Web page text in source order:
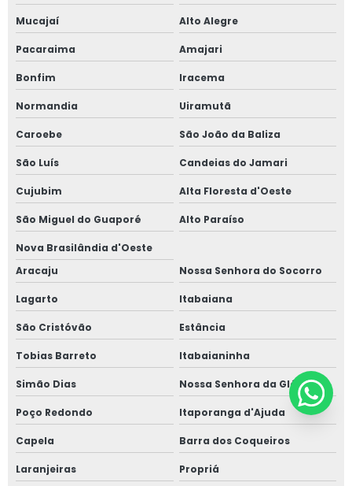
Mucajaí Alto Alegre
Pacaraima Amajari
Bonfim Iracema
Normandia Uiramutã
Caroebe São João da Baliza
São Luís Candeias do Jamari
Cujubim Alta Floresta d'Oeste
São Miguel do Guaporé Alto Paraíso
Nova Brasilândia d'Oeste
Aracaju
Nossa Senhora do Socorro
Lagarto Itabaiana
São Cristóvão Estância
Tobias Barreto Itabaianinha
Simão Dias Nossa Senhora da Glória
Poço Redondo Itaporanga d'Ajuda
Capela Barra dos Coqueiros
Laranjeiras Propriá